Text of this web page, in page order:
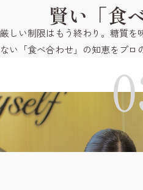
賢い「食
厳しい制限はもう終わり。糖質を
ない「食べ合わせ」の知恵をプロ